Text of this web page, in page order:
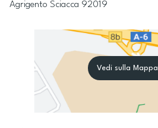
Agrigento Sciacca 92019
Vedi sulla Mappa